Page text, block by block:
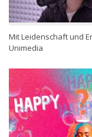
Mit Leidenschaft und
Unimedia